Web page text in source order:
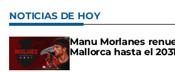
NOTICIAS DE HOY
Manu Morlanes
Mallorca hasta el 2031